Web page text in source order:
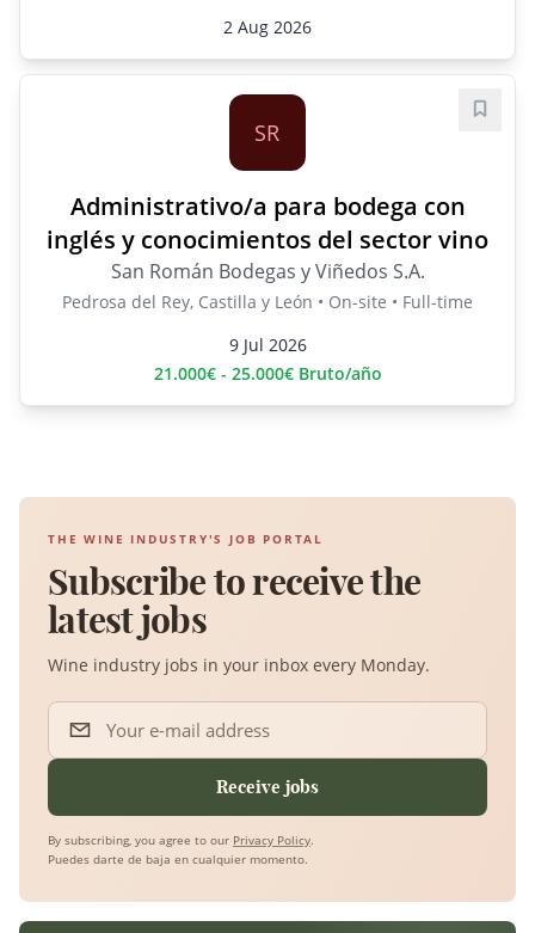
2 Aug 2026
SR
Administrativo/a para bodega con
inglés y conocimientos del sector vino
San Román Bodegas y Viñedos S.A.
Pedrosa del Rey, Castilla y León • On-site • Full-time
9 Jul 2026
21.000€ - 25.000€ Bruto/año
Save
THE WINE INDUSTRY'S JOB PORTAL
Subscribe to receive the
latest jobs
Wine industry jobs in your inbox every Monday.
Your e-mail address
Receive jobs
By subscribing, you agree to our Privacy Policy.
Puedes darte de baja en cualquier momento.